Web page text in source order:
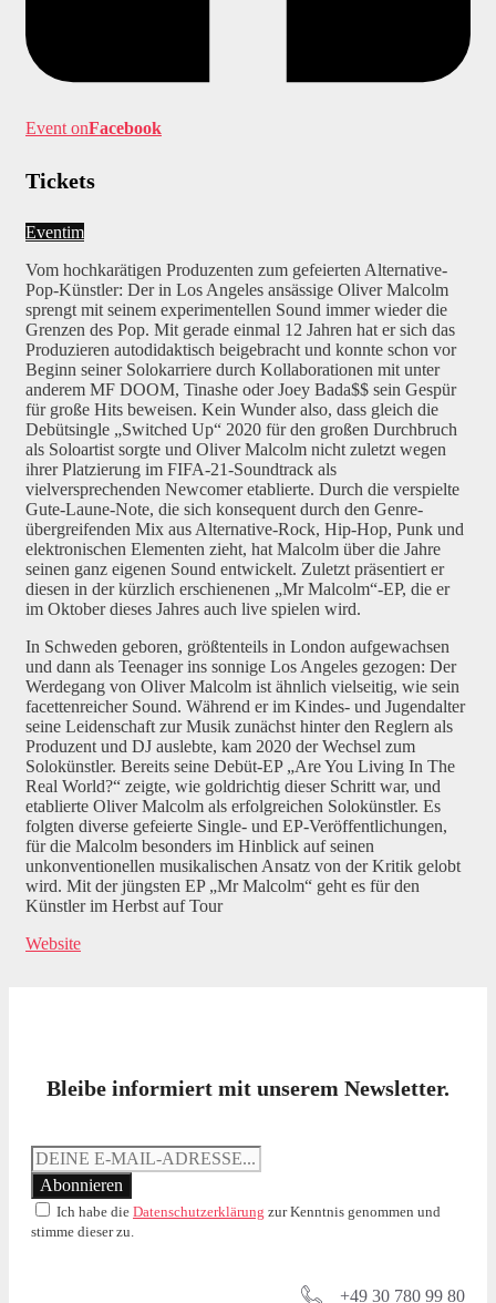
Event onFacebook
Tickets
Eventim
Vom hochkarätigen Produzenten zum gefeierten Alternative-
Pop-Künstler: Der in Los Angeles ansässige Oliver Malcolm
sprengt mit seinem experimentellen Sound immer wieder die
Grenzen des Pop. Mit gerade einmal 12 Jahren hat er sich das
Produzieren autodidaktisch beigebracht und konnte schon vor
Beginn seiner Solokarriere durch Kollaborationen mit unter
anderem MF DOOM, Tinashe oder Joey Bada$$ sein Gespür
für große Hits beweisen. Kein Wunder also, dass gleich die
Debütsingle „Switched Up“ 2020 für den großen Durchbruch
als Soloartist sorgte und Oliver Malcolm nicht zuletzt wegen
ihrer Platzierung im FIFA-21-Soundtrack als
vielversprechenden Newcomer etablierte. Durch die verspielte
Gute-Laune-Note, die sich konsequent durch den Genre-
übergreifenden Mix aus Alternative-Rock, Hip-Hop, Punk und
elektronischen Elementen zieht, hat Malcolm über die Jahre
seinen ganz eigenen Sound entwickelt. Zuletzt präsentiert er
diesen in der kürzlich erschienenen „Mr Malcolm“-EP, die er
im Oktober dieses Jahres auch live spielen wird.
In Schweden geboren, größtenteils in London aufgewachsen
und dann als Teenager ins sonnige Los Angeles gezogen: Der
Werdegang von Oliver Malcolm ist ähnlich vielseitig, wie sein
facettenreicher Sound. Während er im Kindes- und Jugendalter
seine Leidenschaft zur Musik zunächst hinter den Reglern als
Produzent und DJ auslebte, kam 2020 der Wechsel zum
Solokünstler. Bereits seine Debüt-EP „Are You Living In The
Real World?“ zeigte, wie goldrichtig dieser Schritt war, und
etablierte Oliver Malcolm als erfolgreichen Solokünstler. Es
folgten diverse gefeierte Single- und EP-Veröffentlichungen,
für die Malcolm besonders im Hinblick auf seinen
unkonventionellen musikalischen Ansatz von der Kritik gelobt
wird. Mit der jüngsten EP „Mr Malcolm“ geht es für den
Künstler im Herbst auf Tour
Website
Bleibe informiert mit unserem Newsletter.
Ich habe die Datenschutzerklärung zur Kenntnis genommen und
stimme dieser zu.
+49 30 780 99 80